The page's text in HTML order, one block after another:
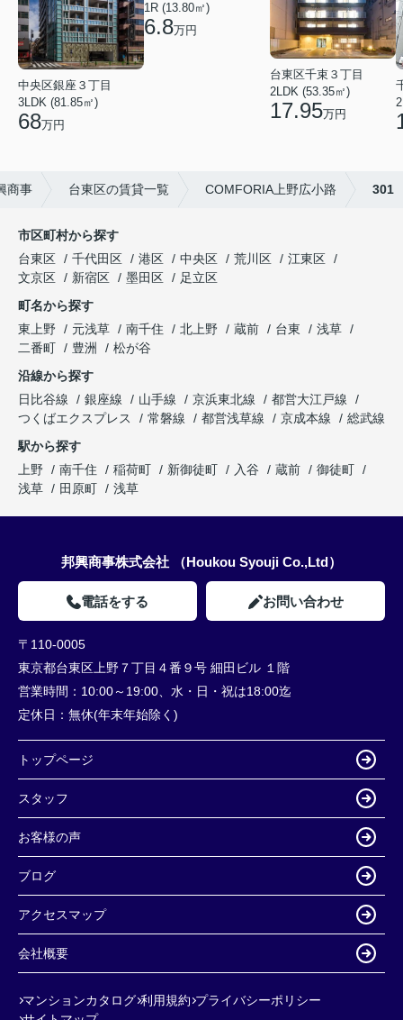
中央区銀座３丁目
3LDK (81.85㎡)
68万円
1R (13.80㎡)
6.8万円
台東区千束３丁目
2LDK (53.35㎡)
17.95万円
商事 台東区の賃貸一覧 COMFORIA上野広小路 301
市区町村から探す
台東区
千代田区 港区 中央区 荒川区
江東区
文京区
新宿区 墨田区
足立区
町名から探す
東上野
元浅草 南千住 北上野 蔵前 台東
浅草
二番町
豊洲
松が谷
沿線から探す
日比谷線
銀座線 山手線 京浜東北線
都営大江戸線
つくばエクスプレス
常磐線 都営浅草線 京成本線
総武線
駅から探す
上野
南千住 稲荷町 新御徒町 入谷 蔵前
御徒町
浅草
田原町 浅草
邦興商事株式会社 （Houkou Syouji Co.,Ltd）
電話をする お問い合わせ
〒110-0005
東京都台東区上野７丁目４番９号 細田ビル １階
営業時間： 10:00～19:00、水・日・祝は18:00迄
定休日： 無休(年末年始除く)
トップページ
スタッフ
お客様の声
ブログ
アクセスマップ
会社概要
マンションカタログ 利用規約 プライバシーポリシー